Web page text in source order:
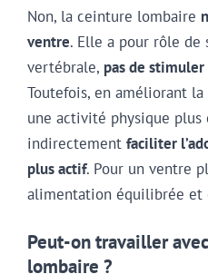
Non, la ceinture lombaire
ventre. Elle a pour rôle de
vertébrale, pas de
Toutefois, en améliorant
une activité physique
indirectement faciliter
plus actif. Pour un ventre
alimentation équilibrée et
Peut-on travailler
lombaire ?